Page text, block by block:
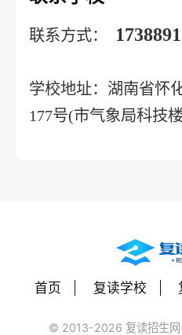
联系方式：
学校地址：湖南省怀
177号(市气象局科技
首页 复读学校
© 2013-2026 复读招生